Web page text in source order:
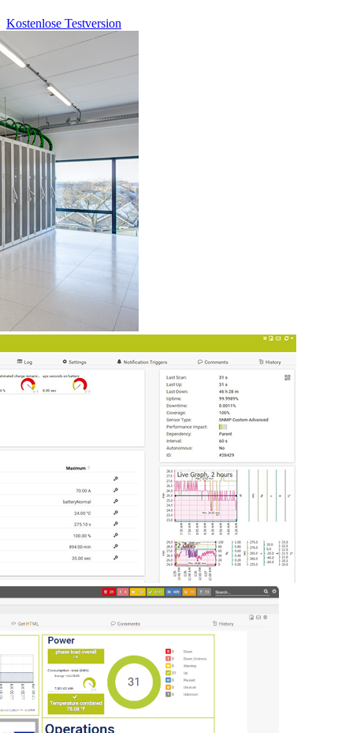
Kostenlose Testversion